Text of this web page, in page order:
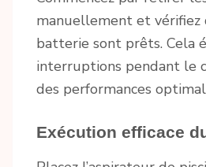
manuellement et
batterie sont prêts. Cela
interruptions pendant le
des performances
Exécution efficace